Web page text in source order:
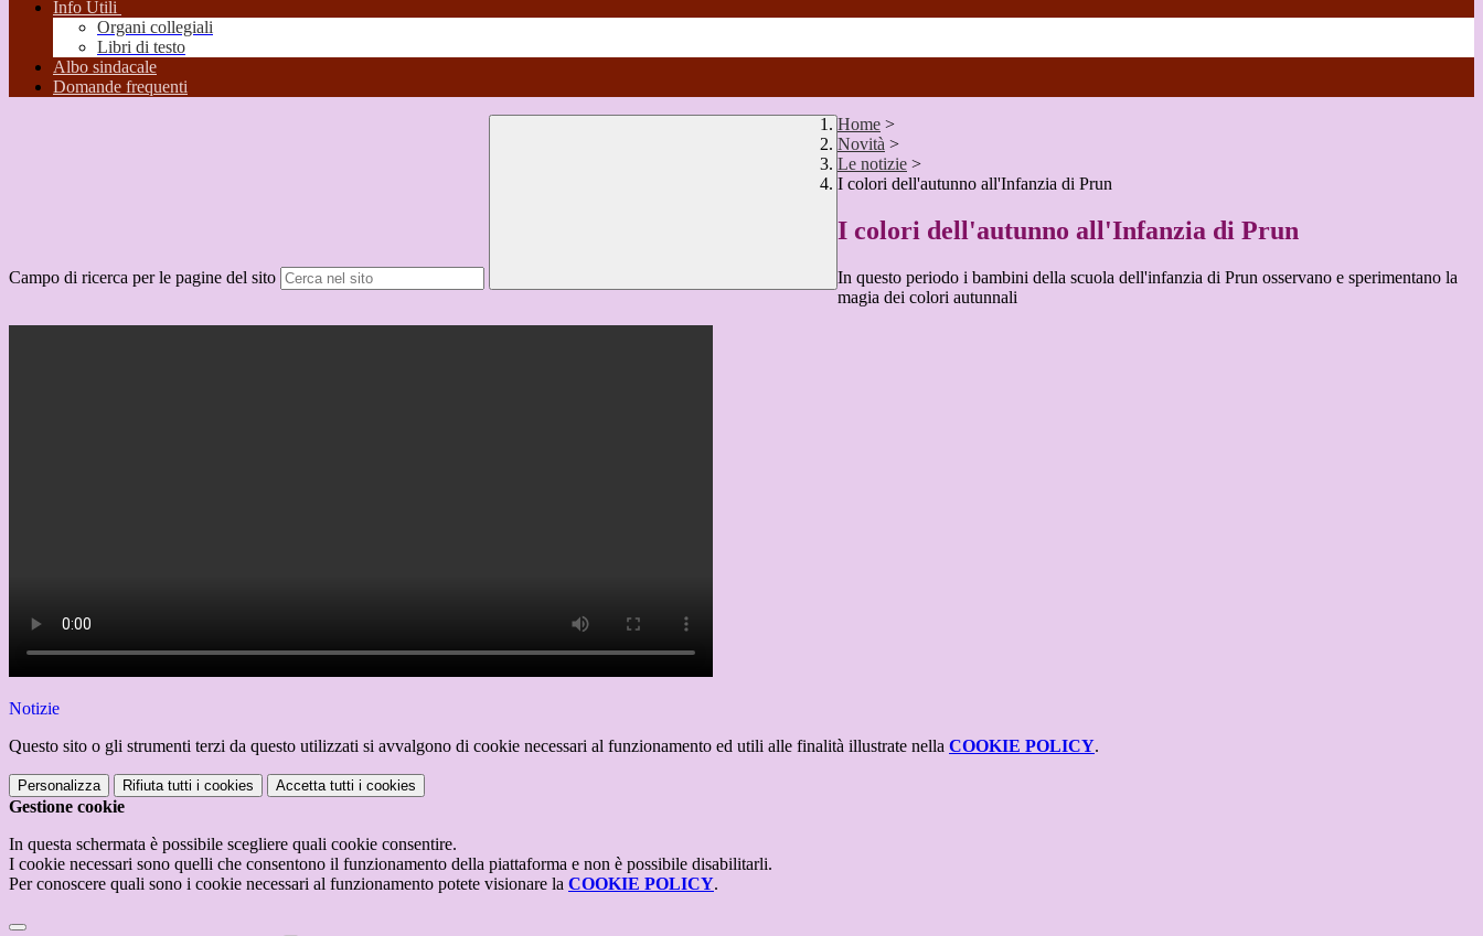
Info Utili
Organi collegiali
Libri di testo
Albo sindacale
Domande frequenti
Campo di ricerca per le pagine del sito
Home >
Novità >
Le notizie >
I colori dell'autunno all'Infanzia di Prun
I colori dell'autunno all'Infanzia di Prun
In questo periodo i bambini della scuola dell'infanzia di Prun osservano e sperimentano la
magia dei colori autunnali
Notizie
Questo sito o gli strumenti terzi da questo utilizzati si avvalgono di cookie necessari al funzionamento ed utili alle finalità illustrate nella COOKIE POLICY.
Personalizza Rifiuta tutti i cookies Accetta tutti i cookies
Gestione cookie
In questa schermata è possibile scegliere quali cookie consentire.
I cookie necessari sono quelli che consentono il funzionamento della piattaforma e non è possibile disabilitarli.
Per conoscere quali sono i cookie necessari al funzionamento potete visionare la COOKIE POLICY.